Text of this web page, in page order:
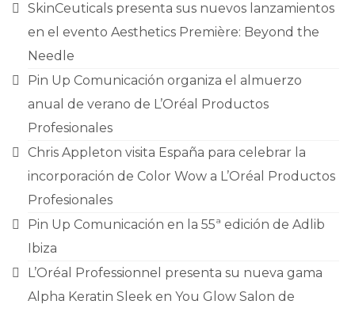
CONTACTO
SkinCeuticals presenta sus nuevos lanzamientos
en el evento Aesthetics Première: Beyond the
Needle
Pin Up Comunicación organiza el almuerzo
anual de verano de L’Oréal Productos
Profesionales
Chris Appleton visita España para celebrar la
incorporación de Color Wow a L’Oréal Productos
Profesionales
Pin Up Comunicación en la 55ª edición de Adlib
Ibiza
L’Oréal Professionnel presenta su nueva gama
Alpha Keratin Sleek en You Glow Salon de